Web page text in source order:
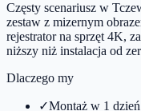
Częsty scenariusz w
zestaw z mizernym
rejestrator na sprzęt 4K,
niższy niż instalacja od
Dlaczego my
✓Montaż w 1